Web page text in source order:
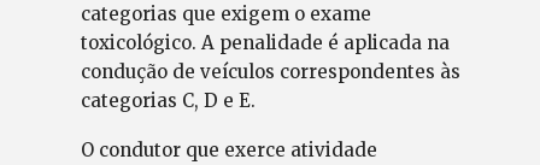
categorias que exigem o exame
toxicológico. A penalidade é aplicada na
condução de veículos correspondentes às
categorias C, D e E.
O condutor que exerce atividade